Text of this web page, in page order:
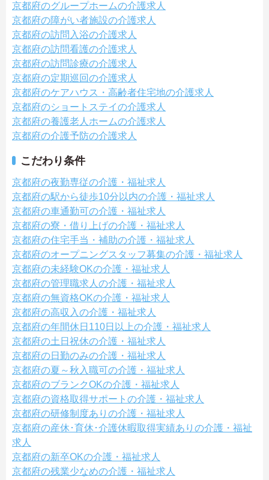
京都府のグループホームの介護求人
京都府の障がい者施設の介護求人
京都府の訪問入浴の介護求人
京都府の訪問看護の介護求人
京都府の訪問診療の介護求人
京都府の定期巡回の介護求人
京都府のケアハウス・高齢者住宅地の介護求人
京都府のショートステイの介護求人
京都府の養護老人ホームの介護求人
京都府の介護予防の介護求人
こだわり条件
京都府の夜勤専従の介護・福祉求人
京都府の駅から徒歩10分以内の介護・福祉求人
京都府の車通勤可の介護・福祉求人
京都府の寮・借り上げの介護・福祉求人
京都府の住宅手当・補助の介護・福祉求人
京都府のオープニングスタッフ募集の介護・福祉求人
京都府の未経験OKの介護・福祉求人
京都府の管理職求人の介護・福祉求人
京都府の無資格OKの介護・福祉求人
京都府の高収入の介護・福祉求人
京都府の年間休日110日以上の介護・福祉求人
京都府の土日祝休の介護・福祉求人
京都府の日勤のみの介護・福祉求人
京都府の夏～秋入職可の介護・福祉求人
京都府のブランクOKの介護・福祉求人
京都府の資格取得サポートの介護・福祉求人
京都府の研修制度ありの介護・福祉求人
京都府の産休･育休･介護休暇取得実績ありの介護・福祉
求人
京都府の新卒OKの介護・福祉求人
京都府の残業少なめの介護・福祉求人